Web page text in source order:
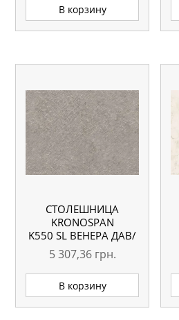
ММ
В корзину
СТОЛЕШНИЦА
KRONOSPAN
K550 SL ВЕНЕРА ДАВ/
ШИФЕР
ВЛАГОСТОЙКАЯ
4100X635X38 ММ
5 307,36 грн.
В корзину